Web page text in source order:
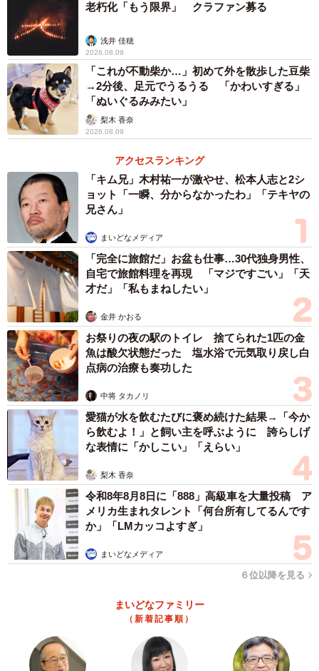
老朽化「もう限界」 クラファン募る
浅井 佳穂
2026.08.09
「これが不動柴か…」初めて外を散歩した豆柴
→2分後、足元でうるうる 「かわいすぎる」
「ぬいぐるみみたい」
梨木 香奈
2026.08.09
アクセスランキング
「キム兄」木村祐一が激やせ、松本人志と2シ
ョット「一瞬、分からなかったわ」「テキヤの
兄さん」
まいどなメディア
「完全に旅館だ」お盆も仕事…30代独身男性、
自宅で旅館料理を再現 「マジですごい」「天
才だ」「私もまねしたい」
金井 かおる
お祭りの夜の駅のトイレ 捨てられた1匹の金
魚は酸欠状態だった 塩水浴で元気取り戻し白
点病の治療も奏功した
中将 タカノリ
愛猫が水を飲むたびに褒め続けた結果→「今か
ら飲むよ！」と飼い主を呼ぶように 誇らしげ
な表情に「かしこい」「えらい」
梨木 香奈
令和8年8月8日に「888」高級車を大量投稿 ア
メリカ生まれタレント「何台所有してるんです
か」「LMカッコよすぎ」
まいどなメディア
６位以降を見る
まいどなファミリー
（新着記事順）